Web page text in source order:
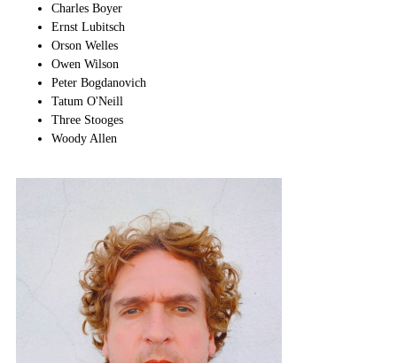
Charles Boyer
Ernst Lubitsch
Orson Welles
Owen Wilson
Peter Bogdanovich
Tatum O'Neill
Three Stooges
Woody Allen